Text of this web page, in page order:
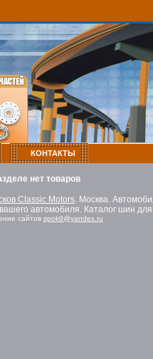
КОНТАКТЫ
нет товаров
Classic Motors. Москва.
автомобиля. Каталог шин
сайтов spok9@yandex.ru